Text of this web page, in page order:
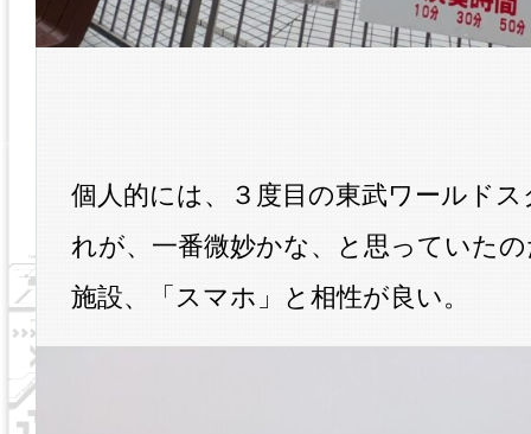
個人的には、３度目の東武ワールド
れが、一番微妙かな、と思っていた
施設、「スマホ」と相性が良い。